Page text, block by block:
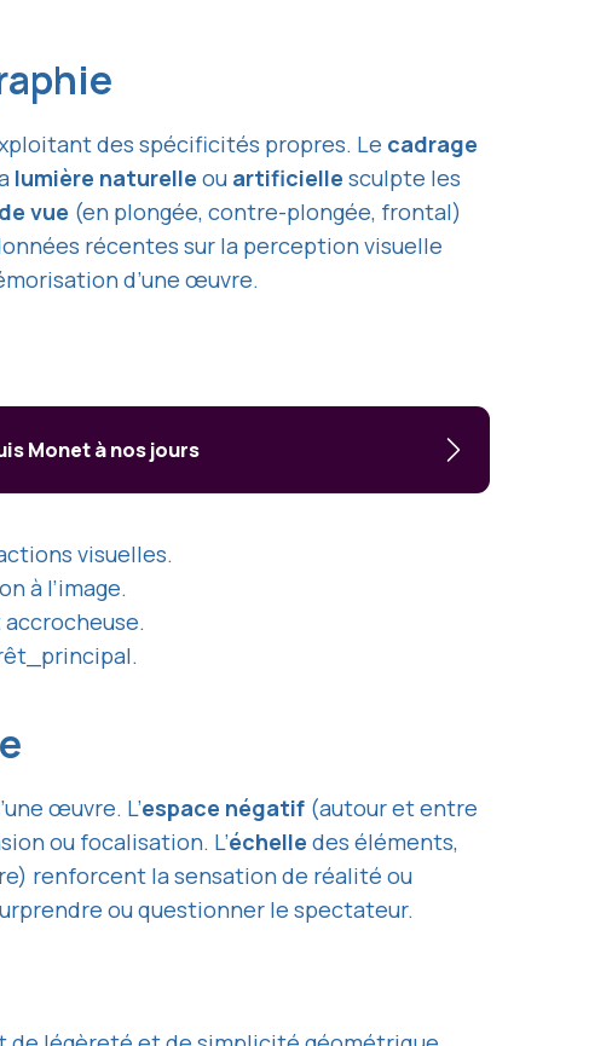
des spécificités propres. Le cadrage
lumière naturelle ou artificielle sculpte les
vue (en plongée, contre-plongée, frontal)
récentes sur la perception visuelle
d’une œuvre.
Monet à nos jours
visuelles.
à l’image.
œuvre. L’espace négatif (autour et entre
ou focalisation. L’échelle des éléments,
renforcent la sensation de réalité ou
ou questionner le spectateur.